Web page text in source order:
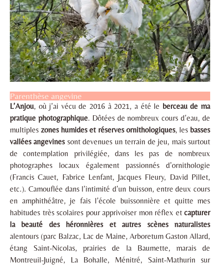
Parenthèse angevine
L’Anjou, où j’ai vécu de 2016 à 2021, a été le berceau de ma
pratique photographique. Dôtées de nombreux cours d’eau, de
multiples zones humides et réserves ornithologiques, les basses
vallées angevines sont devenues un terrain de jeu, mais surtout
de contemplation privilégiée, dans les pas de nombreux
photographes locaux également passionnés d’ornithologie
(Francis Cauet, Fabrice Lenfant, Jacques Fleury, David Pillet,
etc.). Camouflée dans l’intimité d’un buisson, entre deux cours
en amphithéâtre, je fais l’école buissonnière et quitte mes
habitudes très scolaires pour apprivoiser mon réflex et capturer
la beauté des héronnières et autres scènes naturalistes
alentours (parc Balzac, Lac de Maine, Arboretum Gaston Allard,
étang Saint-Nicolas, prairies de la Baumette, marais de
Montreuil-Juigné, La Bohalle, Ménitré, Saint-Mathurin sur